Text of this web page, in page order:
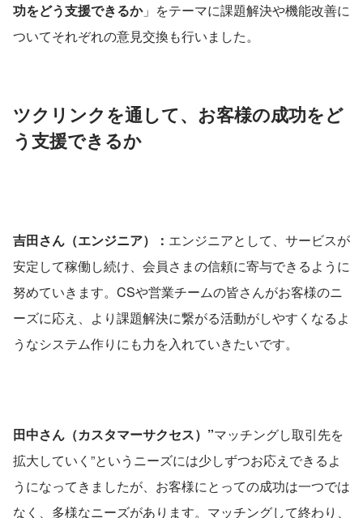
功をどう支援できるか」をテーマに課題解決や機能改善に
ついてそれぞれの意見交換も行いました。
ツクリンクを通して、お客様の成功をど
う支援できるか
吉田さん（エンジニア）： エンジニアとして、サービスが
安定して稼働し続け、会員さまの信頼に寄与できるように
努めていきます。CSや営業チームの皆さんがお客様のニ
ーズに応え、より課題解決に繋がる活動がしやすくなるよ
うなシステム作りにも力を入れていきたいです。
田中さん（カスタマーサクセス）”マッチングし取引先を
拡大していく”というニーズには少しずつお応えできるよ
うになってきましたが、お客様にとっての成功は一つでは
なく、多様なニーズがあります。マッチングして終わり、